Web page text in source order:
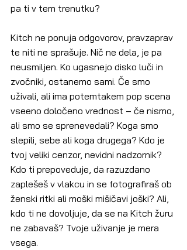
pa ti v tem trenutku?
Kitch ne ponuja odgovorov, pravzaprav
te niti ne sprašuje. Nič ne dela, je pa
neusmiljen. Ko ugasnejo disko luči in
zvočniki, ostanemo sami. Če smo
uživali, ali ima potemtakem pop scena
vseeno določeno vrednost – če nismo,
ali smo se sprenevedali? Koga smo
slepili, sebe ali koga drugega? Kdo je
tvoj veliki cenzor, nevidni nadzornik?
Kdo ti prepoveduje, da razuzdano
zaplešeš v vlakcu in se fotografiraš ob
ženski ritki ali moški mišičavi joški? Ali,
kdo ti ne dovoljuje, da se na Kitch žuru
ne zabavaš? Tvoje uživanje je mera
vsega.